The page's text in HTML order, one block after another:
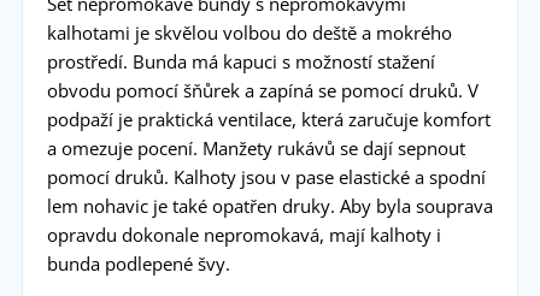
kalhotami je skvělou volbou do deště a mokrého
prostředí. Bunda má kapuci s možností stažení
obvodu pomocí šňůrek a zapíná se pomocí druků. V
podpaží je praktická ventilace, která zaručuje komfort
a omezuje pocení. Manžety rukávů se dají sepnout
pomocí druků. Kalhoty jsou v pase elastické a spodní
lem nohavic je také opatřen druky. Aby byla souprava
opravdu dokonale nepromokavá, mají kalhoty i
bunda podlepené švy.